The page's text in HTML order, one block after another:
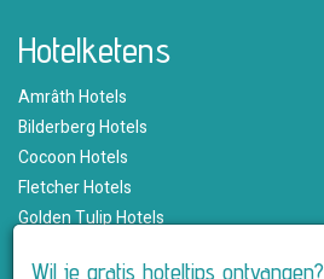
Hotelketens
Amrâth Hotels
Bilderberg Hotels
Cocoon Hotels
Fletcher Hotels
Golden Tulip Hotels
Wil je gratis hoteltips ontvangen?